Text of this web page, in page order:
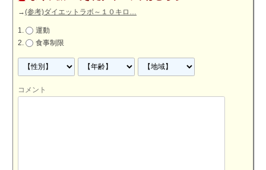
→(参考)ダイエットラボ～１０キロ…
運動
食事制限
コメント